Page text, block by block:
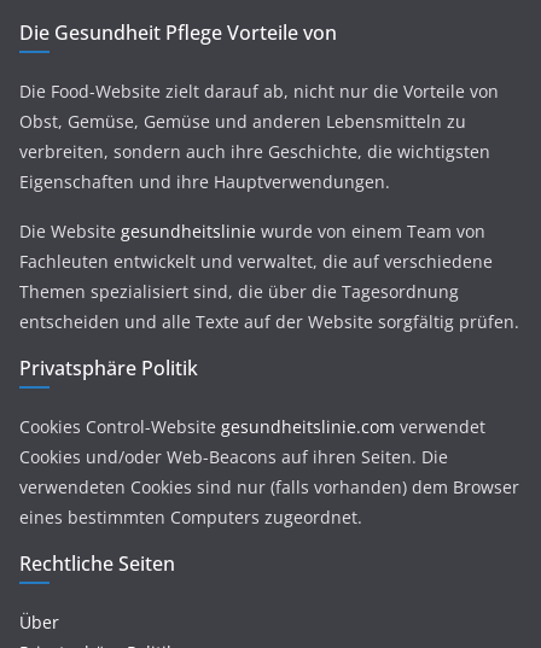
Die Gesundheit Pflege Vorteile von
Die Food-Website zielt darauf ab, nicht nur die Vorteile von
Obst, Gemüse, Gemüse und anderen Lebensmitteln zu
verbreiten, sondern auch ihre Geschichte, die wichtigsten
Eigenschaften und ihre Hauptverwendungen.
Die Website gesundheitslinie wurde von einem Team von
Fachleuten entwickelt und verwaltet, die auf verschiedene
Themen spezialisiert sind, die über die Tagesordnung
entscheiden und alle Texte auf der Website sorgfältig prüfen.
Privatsphäre Politik
Cookies Control-Website gesundheitslinie.com verwendet
Cookies und/oder Web-Beacons auf ihren Seiten. Die
verwendeten Cookies sind nur (falls vorhanden) dem Browser
eines bestimmten Computers zugeordnet.
Rechtliche Seiten
Über